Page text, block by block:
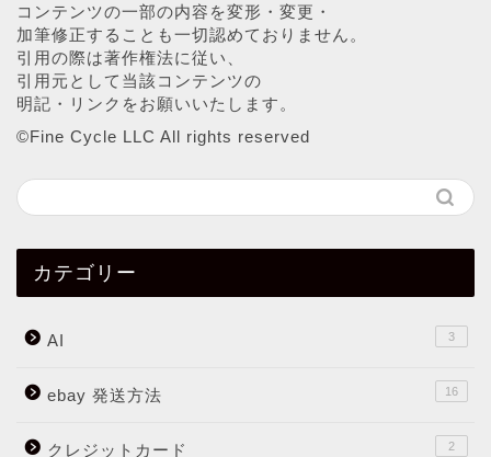
コンテンツの一部の内容を変形・変更・
加筆修正することも一切認めておりません。
引用の際は著作権法に従い、
引用元として当該コンテンツの
明記・リンクをお願いいたします。
©︎Fine Cycle LLC All rights reserved
カテゴリー
AI 3
ebay 発送方法 16
クレジットカード 2